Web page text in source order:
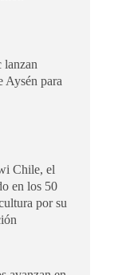
Aysén para
Chile, el
en los 50
por su